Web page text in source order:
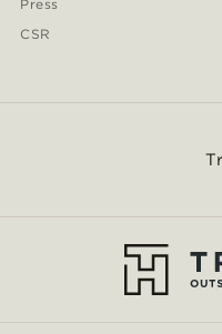
Press
CSR